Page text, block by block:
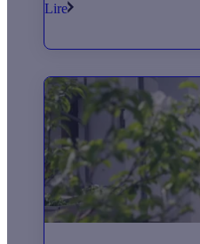
sujet !
Lire